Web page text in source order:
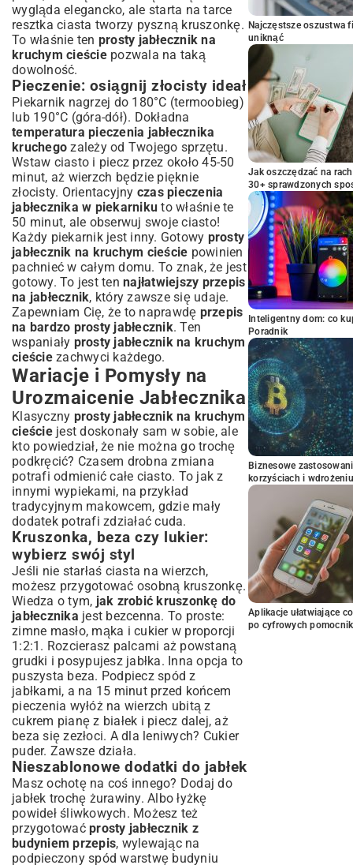
wygląda elegancko, ale starta na tarce
resztka ciasta tworzy pyszną kruszonkę.
To właśnie ten prosty jabłecznik na
kruchym cieściepozwala na taką
dowolność.
Pieczenie: osiągnij złocisty ideał
Piekarnik nagrzej do 180°C (termoobieg)
lub 190°C (góra-dół). Dokładna
temperatura pieczenia jabłecznika
kruchego zależy od Twojego sprzętu.
Wstaw ciasto i piecz przez około 45-50
minut, aż wierzch będzie pięknie
złocisty. Orientacyjny czas pieczenia
jabłecznika w piekarniku to właśnie te
50 minut, ale obserwuj swoje ciasto!
Każdy piekarnik jest inny. Gotowy prosty
jabłecznik na kruchym cieście powinien
pachnieć w całym domu. To znak, że jest
gotowy. To jest ten najłatwiejszy przepis
na jabłecznik, który zawsze się udaje.
Zapewniam Cię, że to naprawdę przepis
na bardzo prosty jabłecznik. Ten
wspaniały prosty jabłecznik na kruchym
cieściezachwyci każdego.
Wariacje i Pomysły na
Urozmaicenie Jabłecznika
Klasyczny prosty jabłecznik na kruchym
cieściejest doskonały sam w sobie, ale
kto powiedział, że nie można go trochę
podkręcić? Czasem drobna zmiana
potrafi odmienić całe ciasto. To jak z
innymi wypiekami, na przykład
tradycyjnym makowcem, gdzie mały
dodatek potrafi zdziałać cuda.
Kruszonka, beza czy lukier:
wybierz swój styl
Jeśli nie starłaś ciasta na wierzch,
możesz przygotować osobną kruszonkę.
Wiedza o tym, jak zrobić kruszonkę do
jabłecznika jest bezcenna. To proste:
zimne masło, mąka i cukier w proporcji
1:2:1. Rozcierasz palcami aż powstaną
grudki i posypujesz jabłka. Inna opcja to
puszysta beza. Podpiecz spód z
jabłkami, a na 15 minut przed końcem
pieczenia wyłóż na wierzch ubitą z
cukrem pianę z białek i piecz dalej, aż
beza się zezłoci. A dla leniwych? Cukier
puder. Zawsze działa.
Nieszablonowe dodatki do jabłek
Masz ochotę na coś innego? Dodaj do
jabłek trochę żurawiny. Albo łyżkę
powideł śliwkowych. Możesz też
przygotować prosty jabłecznik z
budyniem przepis, wylewając na
podpieczony spód warstwę budyniu
Najczęstsze oszustwa
uniknąć
Jak oszczędzać na
30+ sprawdzonych
Inteligentny dom: co
Poradnik
Biznesowe
korzyściach i wdrożeniu
Aplikacje ułatwiające
po cyfrowych